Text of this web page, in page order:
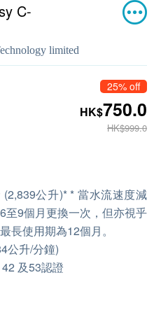
C-
limited
25% off
HK$750.0
HK$999.0
公升)* * 當水流速度減
至9個月更換一次，但亦視乎
長使用期為12個月。
公升/分鐘)
及53認證